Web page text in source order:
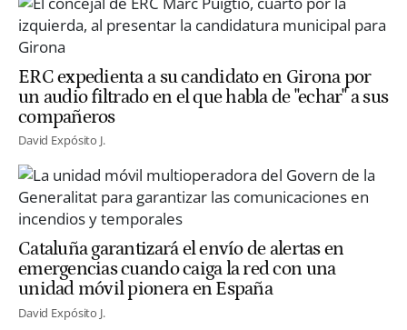
ERC expedienta a su candidato en Girona por
un audio filtrado en el que habla de "echar" a sus
compañeros
David Expósito J.
Cataluña garantizará el envío de alertas en
emergencias cuando caiga la red con una
unidad móvil pionera en España
David Expósito J.